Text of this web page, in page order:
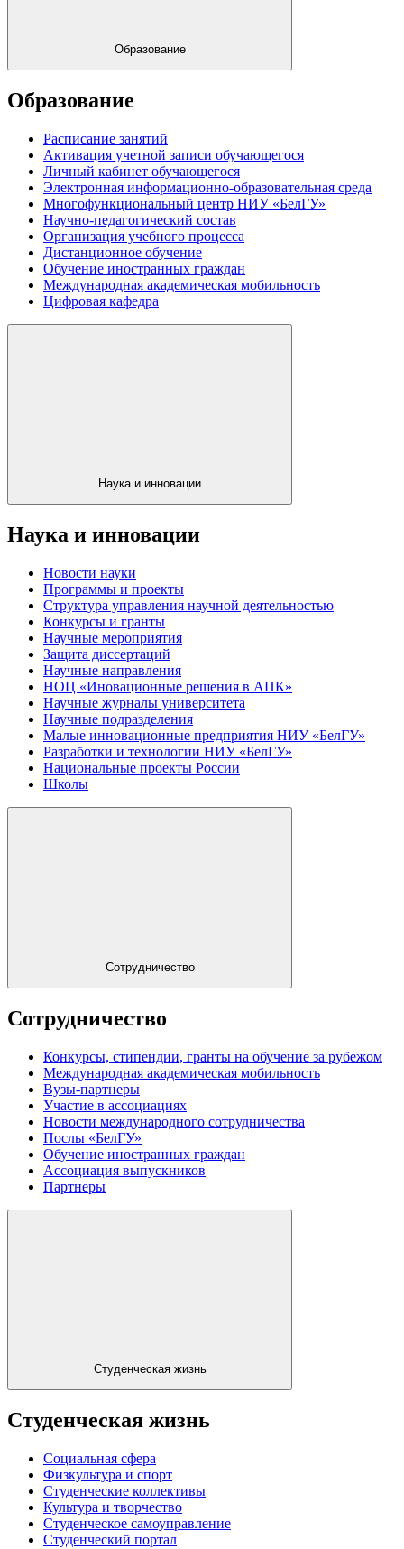
Образование
Образование
Расписание занятий
Активация учетной записи обучающегося
Личный кабинет обучающегося
Электронная информационно-образовательная среда
Многофункциональный центр НИУ «БелГУ»
Научно-педагогический состав
Организация учебного процесса
Дистанционное обучение
Обучение иностранных граждан
Международная академическая мобильность
Цифровая кафедра
Наука и инновации
Наука и инновации
Новости науки
Программы и проекты
Структура управления научной деятельностью
Конкурсы и гранты
Научные мероприятия
Защита диссертаций
Научные направления
НОЦ «Иновационные решения в АПК»
Научные журналы университета
Научные подразделения
Малые инновационные предприятия НИУ «БелГУ»
Разработки и технологии НИУ «БелГУ»
Национальные проекты России
Школы
Сотрудничество
Сотрудничество
Конкурсы, стипендии, гранты на обучение за рубежом
Международная академическая мобильность
Вузы-партнеры
Участие в ассоциациях
Новости международного сотрудничества
Послы «БелГУ»
Обучение иностранных граждан
Ассоциация выпускников
Партнеры
Студенческая жизнь
Студенческая жизнь
Социальная сфера
Физкультура и спорт
Студенческие коллективы
Культура и творчество
Студенческое самоуправление
Студенческий портал